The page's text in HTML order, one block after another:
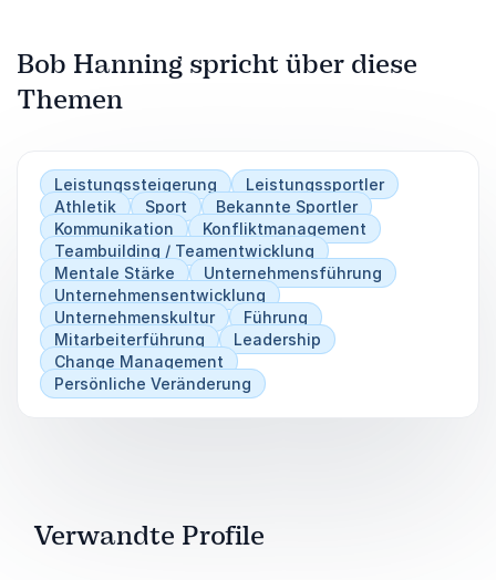
Zurück
Weiter
Bob Hanning spricht über diese
Themen
Leistungssteigerung
Leistungssportler
Athletik
Sport
Bekannte Sportler
Kommunikation
Konfliktmanagement
Teambuilding / Teamentwicklung
Mentale Stärke
Unternehmensführung
Unternehmensentwicklung
Unternehmenskultur
Führung
Mitarbeiterführung
Leadership
Change Management
Persönliche Veränderung
Verwandte Profile